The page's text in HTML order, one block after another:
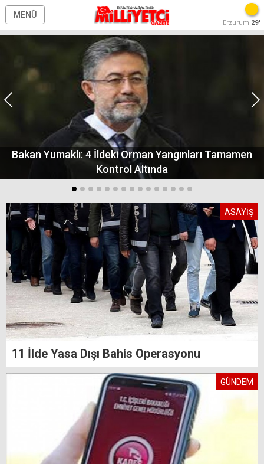
MENÜ
Erzurum 29°
Bakan Yumaklı: 4 İldeki Orman Yangınları Tamamen
Kontrol Altında
ASAYİŞ
11 İlde Yasa Dışı Bahis Operasyonu
GÜNDEM